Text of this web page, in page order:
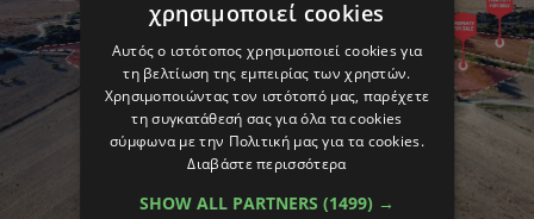
χρησιμοποιεί cookies
Αυτός ο ιστότοπος χρησιμοποιεί cookies για
τη βελτίωση της εμπειρίας των χρηστών.
Χρησιμοποιώντας τον ιστότοπό μας, παρέχετε
τη συγκατάθεσή σας για όλα τα cookies
σύμφωνα με την Πολιτική μας για τα cookies.
Διαβάστε περισσότερα
SHOW ALL PARTNERS (1499) →